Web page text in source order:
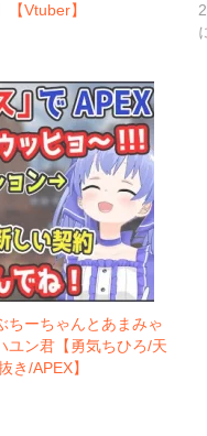
【Vtuber】
ちーちゃんとあまみゃ
ユン君【勇気ちひろ/天
き/APEX】